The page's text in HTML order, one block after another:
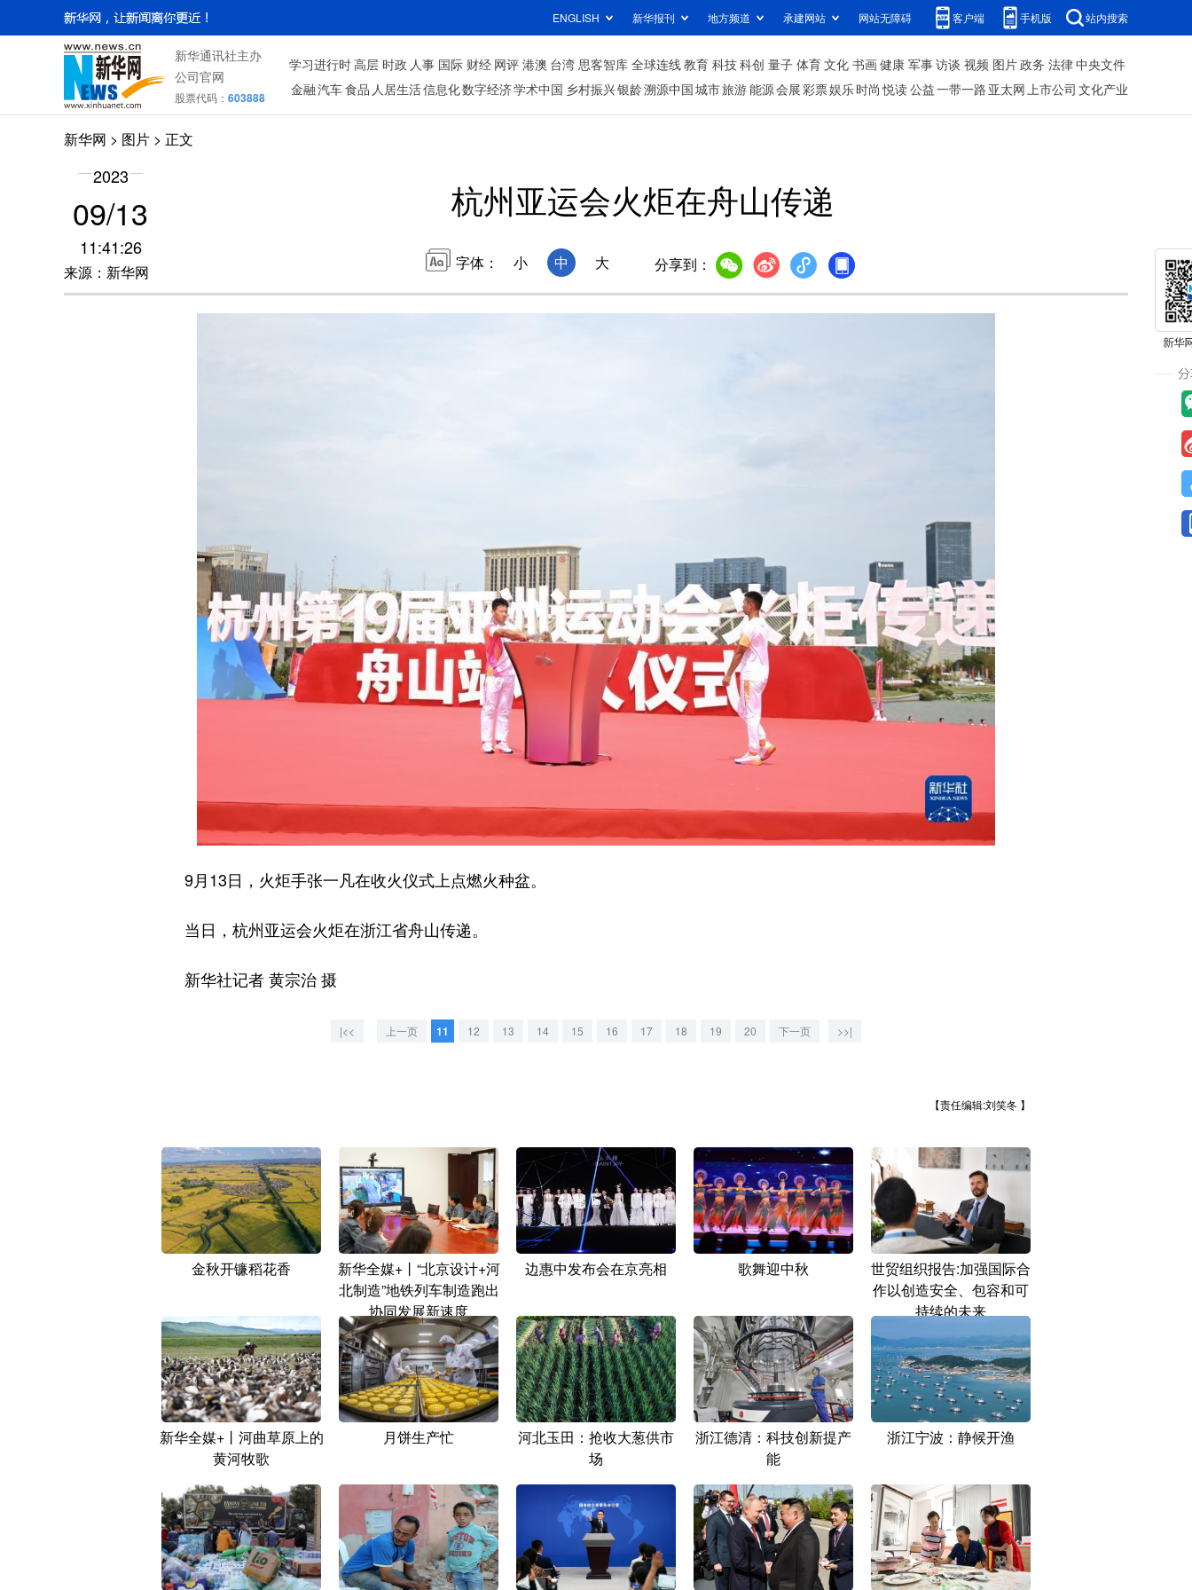
ENGLISH 新华报刊 地方频道 承建网站 网站无障碍 客户端 手机版 站内搜索
新华通讯社主办
公司官网
股票代码： 603888
学习进行时高层 时政 人事 国际 财经 网评 港澳 台湾 思客智库 全球连线教育 科技科创 量子 体育文化 书画健康 军事访谈 视频 图片政务 法律中央文件
金融汽车食品 人居生活信息化数字经济学术中国 乡村振兴银龄溯源中国城市旅游能源会展彩票娱乐时尚 悦读公益一带一路 亚太网上市公司 文化产业
新华网 > 图片 > 正文
2023
09/13
11:41:26
来源：新华网
杭州亚运会火炬在舟山传递
字体： 小 中 大 分享到：
9月13日，火炬手张一凡在收火仪式上点燃火种盆。
当日，杭州亚运会火炬在浙江省舟山传递。
新华社记者 黄宗治 摄
|<< 上一页 11 12 13 14 15 16 17 18 19 20 下一页 >>|
【责任编辑:刘笑冬 】
金秋开镰稻花香
新华全媒+丨“北京设计+河
北制造”地铁列车制造跑出
协同发展新速度
边惠中发布会在京亮相 歌舞迎中秋
世贸组织报告:加强国际合
作以创造安全、包容和可
持续的未来
新华全媒+丨河曲草原上的
黄河牧歌
月饼生产忙
河北玉田：抢收大葱供市
场
浙江德清：科技创新提产
能
浙江宁波：静候开渔